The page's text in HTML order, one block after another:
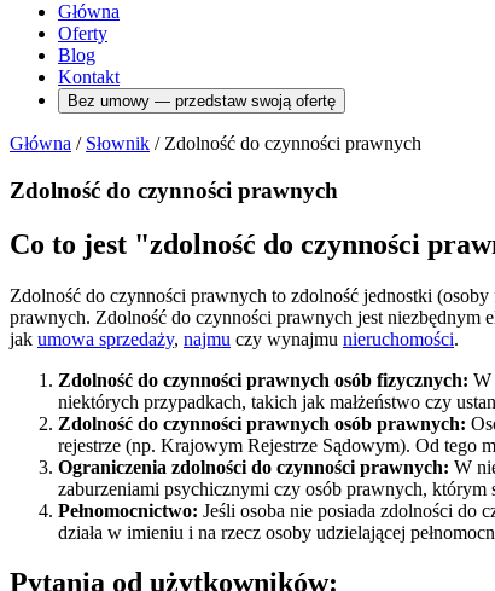
Główna
Oferty
Blog
Kontakt
Bez umowy — przedstaw swoją ofertę
Główna / Słownik / Zdolność do czynności prawnych
Zdolność do czynności prawnych
Co to jest "zdolność do czynności
Zdolność do czynności prawnych to zdolność jednostki
prawnych. Zdolność do czynności prawnych jest niezbędnym
jak umowa sprzedaży, najmu czy wynajmu nieruchomości.
Zdolność do czynności prawnych osób fizycznych: W
niektórych przypadkach, takich jak małżeństwo czy
Zdolność do czynności prawnych osób prawnych:
rejestrze (np. Krajowym Rejestrze Sądowym). Od tego
Ograniczenia zdolności do czynności prawnych: W
zaburzeniami psychicznymi czy osób prawnych, którym
Pełnomocnictwo: Jeśli osoba nie posiada zdolności do
działa w imieniu i na rzecz osoby udzielającej
Pytania od użytkowników: